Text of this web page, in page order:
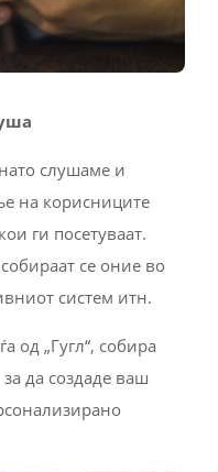
слушаме и
на корисниците
ги посетуваат.
се оние во
систем итн.
од „Гугл“, собира
да создаде ваш